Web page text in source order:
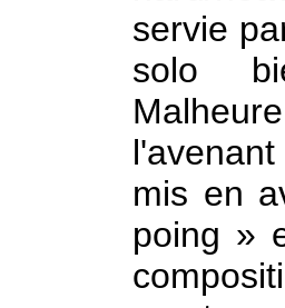
servie
solo
mis en
poing »